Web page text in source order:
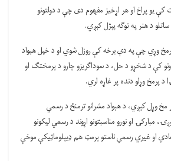
کې یو پراخ او هر اړخیز مفهوم دی چې د دولتونو
د هنر په توګه پېژل کېږي.
وړي چې په دې برخه کې روزل شوي او د خپل هېواد
کې د شخړو د حل، د سوداګریزو چارو د پرمختګ او
پرمخ وړلو دنده پر غاړه لري.
مخ وړل کېږي، د هېواد مشرانو ترمنځ د رسمي
مبارکۍ او نورو مناسبتونو اړوند د رسمي لیکونو
عادي او غیري رسمي ناستو پرمټ هم ډيپلوماټیکې موخې